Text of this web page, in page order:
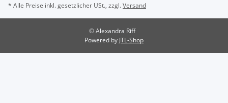
* Alle Preise inkl. gesetzlicher USt., zzgl.Versand
© Alexandra Riff
Powered by JTL-Shop